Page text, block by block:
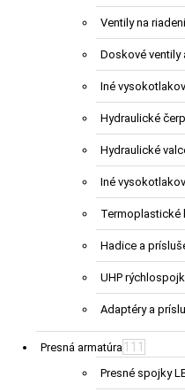
Ventily na
Doskové ventily
Iné
Hydraulické
Hydraulické
Iné
Termoplastické
Hadice a
UHP
Adaptéry a
Presná armatúra 111
Presné spojky